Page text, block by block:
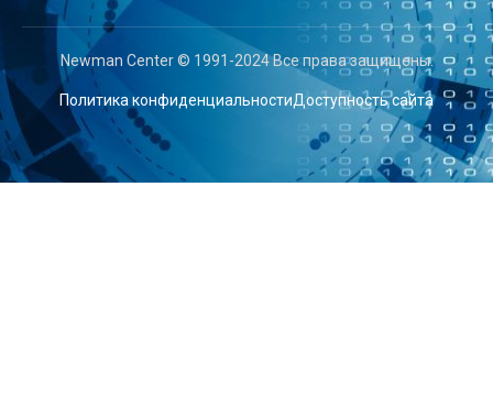
Newman Center © 1991-2024 Все права защищены.
Политика конфиденциальностиДоступность сайта